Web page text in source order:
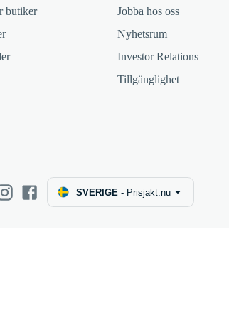
butiker
Jobba hos oss
Nyhetsrum
Investor Relations
Tillgänglighet
SVERIGE - Prisjakt.nu